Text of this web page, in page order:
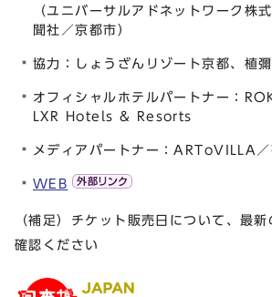
（ユニバーサルアドネットワーク株
聞社／京都市）
協力：しょうざんリゾート京都、植
オフィシャルホテルパートナー：
LXR Hotels & Resorts
メディアパートナー：ARToVILLA／
WEB
（補足）チケット販売日について、最
確認ください